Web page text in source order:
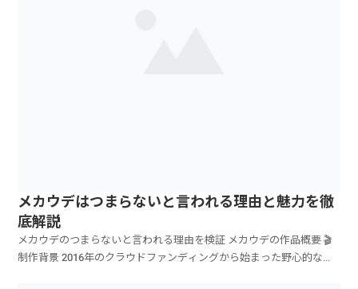
メカウデはつまらないと言われる理由と魅力を徹
底解説
メカウデのつまらないと言われる理由を検証 メカウデの作品概要 🎬
制作背景 2016年のクラウドファンディングから始まった野心的なオ